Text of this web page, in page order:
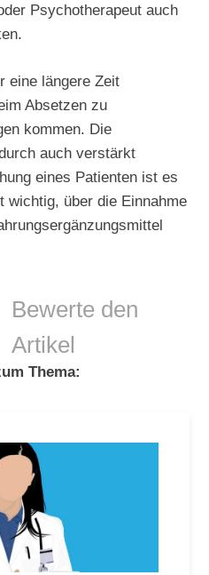
Psychotherapeut auch
eine längere Zeit
Absetzen zu
kommen. Die
auch verstärkt
eines Patienten ist es
wichtig, über die Einnahme
Bewerte den
Artikel
Thema: